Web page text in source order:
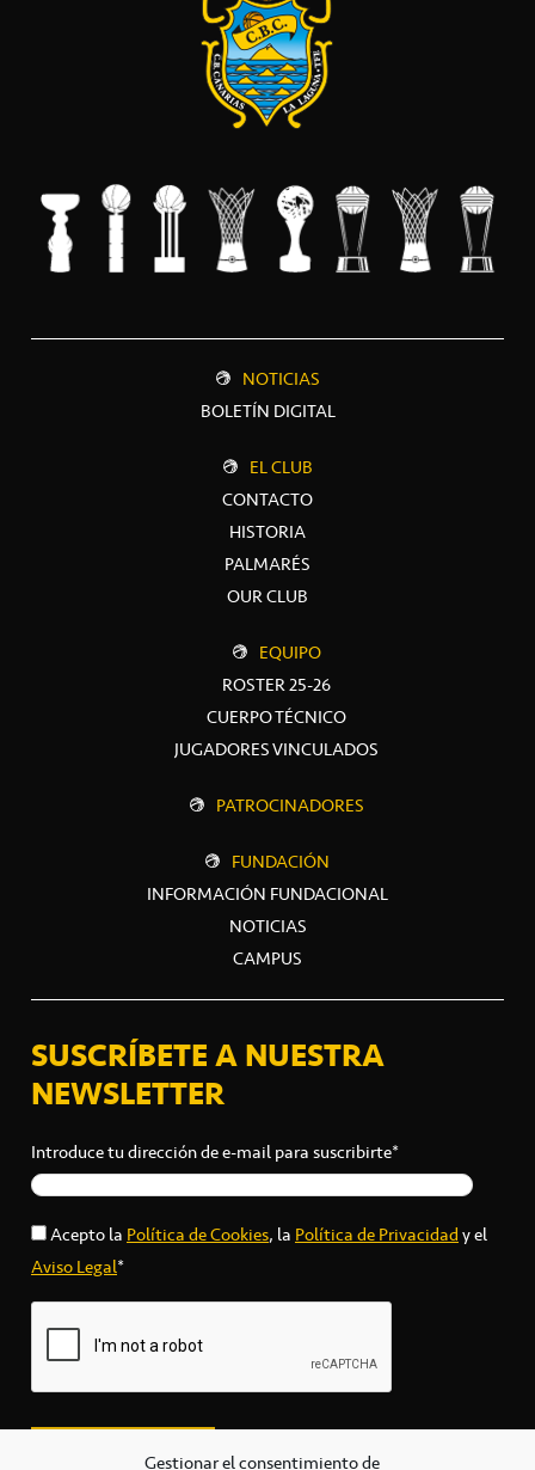
Gestionar el consentimiento de
NOTICIAS
BOLETÍN DIGITAL
EL CLUB
CONTACTO
HISTORIA
PALMARÉS
OUR CLUB
EQUIPO
ROSTER 25-26
CUERPO TÉCNICO
JUGADORES VINCULADOS
PATROCINADORES
FUNDACIÓN
INFORMACIÓN FUNDACIONAL
NOTICIAS
CAMPUS
SUSCRÍBETE A NUESTRA
NEWSLETTER
Introduce tu dirección de e-mail para suscribirte*
Acepto laPolítica de Cookies, laPolítica de Privacidady el
Aviso Legal*